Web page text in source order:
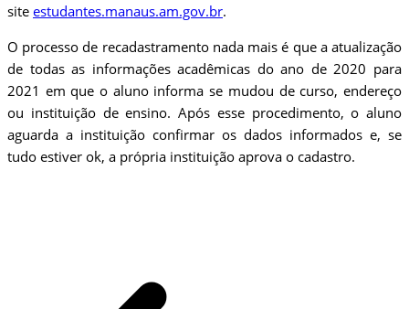
site estudantes.manaus.am.gov.br.
O processo de recadastramento nada mais é que a atualização
de todas as informações acadêmicas do ano de 2020 para
2021 em que o aluno informa se mudou de curso, endereço
ou instituição de ensino. Após esse procedimento, o aluno
aguarda a instituição confirmar os dados informados e, se
tudo estiver ok, a própria instituição aprova o cadastro.